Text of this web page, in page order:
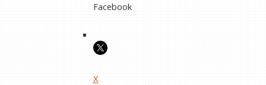
Facebook
X